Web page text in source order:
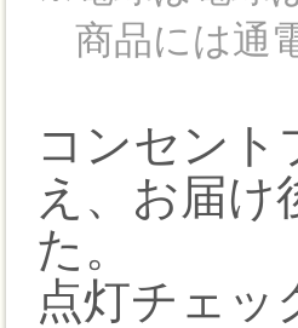
商品には通
コンセント
え、お届
た。
点灯チェッ